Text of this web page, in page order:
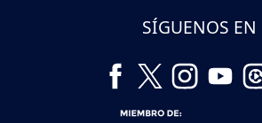
SÍGUENOS EN